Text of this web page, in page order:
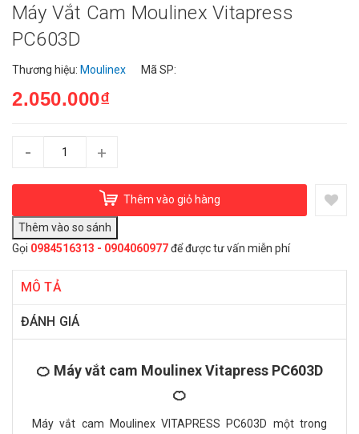
Máy Vắt Cam Moulinex Vitapress
PC603D
Thương hiệu: Moulinex Mã SP:
2.050.000₫
- +
Thêm vào giỏ hàng
Gọi 0984516313 - 0904060977để được tư vấn miễn phí
MÔ TẢ
ĐÁNH GIÁ
🍊 Máy vắt cam Moulinex Vitapress PC603D
🍊
Máy vắt cam Moulinex VITAPRESS PC603D một trong